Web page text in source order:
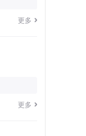
的全
账单。
更多
更多